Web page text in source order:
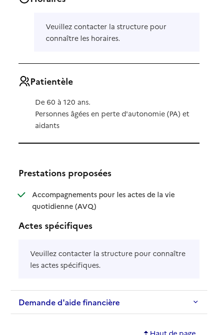
Veuillez contacter la structure pour
connaître les horaires.
Patientèle
De 60 à 120 ans.
Personnes âgées en perte d'autonomie (PA) et
aidants
Prestations proposées
Accompagnements pour les actes de la vie
quotidienne (AVQ): disponible
: non disponible
Actes spécifiques
Veuillez contacter la structure pour connaître
les actes spécifiques.
Demande d'aide financière